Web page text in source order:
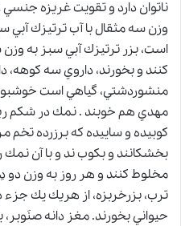
ناتوان دارد و تقويت غريزه
وزن سه مثقال با آب ترتيزك
است، بزر ترتيزك آبي سبز به
كنند و بخورند، داروي سه
منشوردشتي، گياهي است
مهدي هم خوبند . نمك در شكم
كوبيده و ساييده كه برزرده تخم
بخشكانند و بكوب ند و با آن نمك
مخلوط كنند و هر روز به وزن دو
ترب، بزرخربزه، از هريك يك
حيواني بخورند. مغز دانه